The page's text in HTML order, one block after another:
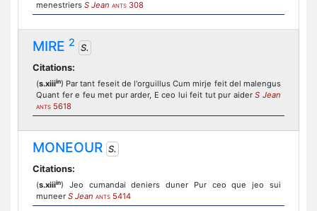
menestriers S Jean ANTS 308
MIRE 2 S.
Citations:
(s.xiiiin) Par tant feseit de l'orguillus Cum mirje feit del malengus
Quant fer e feu met pur arder, E ceo lui feit tut pur aiderS Jean
ANTS 5618
MONEOUR S.
Citations:
(s.xiiiin) Jeo cumandai deniers duner Pur ceo que jeo sui
muneer S Jean ANTS 5414